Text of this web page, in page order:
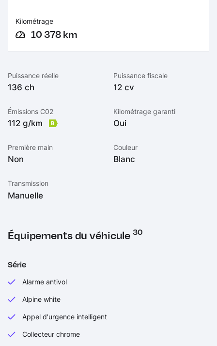
Kilométrage
10 378 km
Puissance réelle
136 ch
Puissance fiscale
12 cv
Émissions C02
112 g/km B
Kilométrage garanti
Oui
Première main
Non
Couleur
Blanc
Transmission
Manuelle
Équipements du véhicule 30
Série
Alarme antivol
Alpine white
Appel d'urgence intelligent
Collecteur chrome